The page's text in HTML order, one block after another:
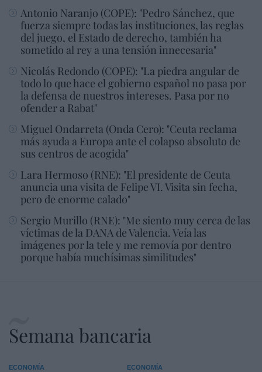
Antonio Naranjo (COPE): "Pedro Sánchez, que
fuerza siempre todas las instituciones, las reglas
del juego, el Estado de derecho, también ha
sometido al rey a una tensión innecesaria"
Nicolás Redondo (COPE): "La piedra angular de
todo lo que hace el gobierno español no pasa por
la defensa de nuestros intereses. Pasa por no
ofender a Rabat"
Miguel Ondarreta (Onda Cero): "Ceuta reclama
más ayuda a Europa ante el colapso absoluto de
sus centros de acogida"
Lara Hermoso (RNE): "El presidente de Ceuta
anuncia una visita de Felipe VI. Visita sin fecha,
pero de enorme calado"
Sergio Murillo (RNE): "Me siento muy cerca de las
víctimas de la DANA de Valencia. Veía las
imágenes por la tele y me removía por dentro
porque había muchísimas similitudes"
Semana bancaria
ECONOMÍA ECONOMÍA